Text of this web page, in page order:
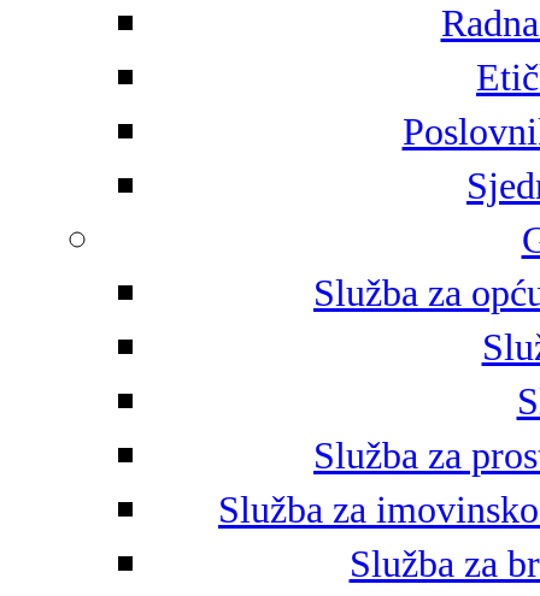
Služba za
Služba za
Služba za
Služba za